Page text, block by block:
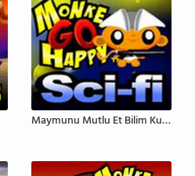
Maymunu Mutlu Et Bilim Kurgu